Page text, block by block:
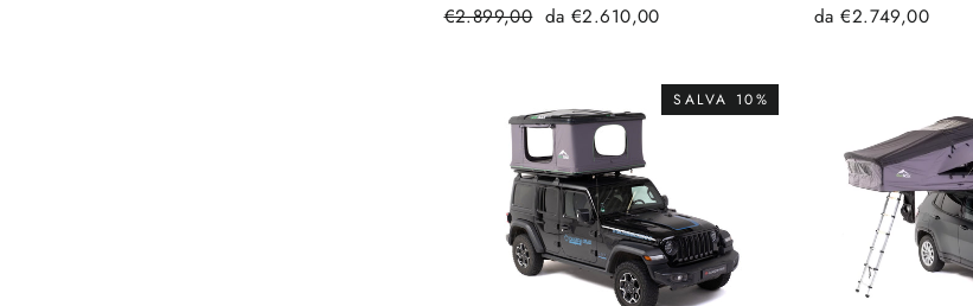
Prezzo
€2.899,00 Prezzo
da €2.610,00 da €2.749,00
SALVA 10%